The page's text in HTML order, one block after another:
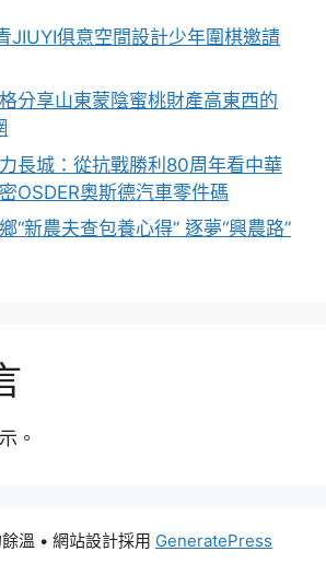
JIUYI俱意空間設計少年圍棋邀請
分享山東蒙陰蜜桃財產高東西的
長城：從抗戰勝利80周年看中華
OSDER奧斯德汽車零件碼
“新農夫查包養心得” 逐夢“興農路”
。
溫 • 網站設計採用 GeneratePress